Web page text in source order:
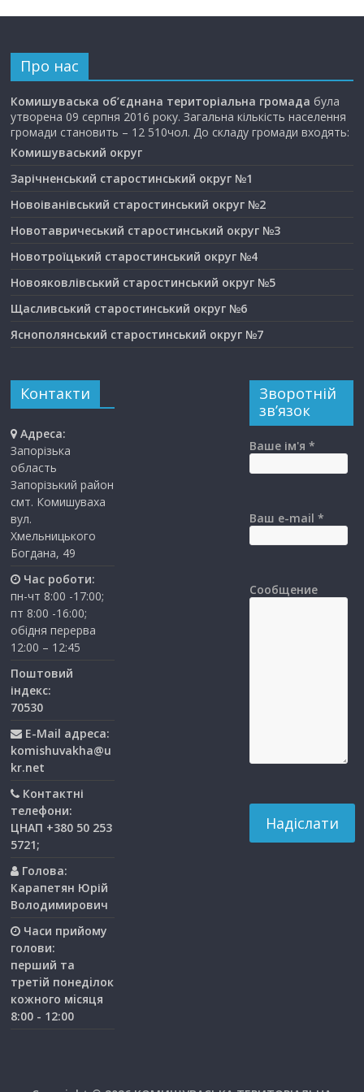
Про нас
Комишуваська об’єднана територіальна громада була
утворена 09 серпня 2016 року. Загальна кількість населення
громади становить – 12 510чол. До складу громади входять:
Комишуваський округ
Зарічненський старостинський округ №1
Новоіванівський старостинський округ №2
Новотавричеський старостинський округ №3
Новотроїцький старостинський округ №4
Новояковлівський старостинський округ №5
Щасливський старостинський округ №6
Яснополянський старостинський округ №7
Контакти
Адреса:
Запорізька
область
Запорізький район
смт. Комишуваха
вул.
Хмельницького
Богдана, 49
Час роботи:
пн-чт 8:00 -17:00;
пт 8:00 -16:00;
обідня перерва
12:00 – 12:45
Поштовий
індекс:
70530
E-Mail адреса:
komishuvakha@u
kr.net
Контактні
телефони:
ЦНАП +380 50 253
5721;
Голова:
Карапетян Юрій
Володимирович
Часи прийому
голови:
перший та
третiй понедiлок
кожного мiсяця
8:00 - 12:00
Зворотній
зв’язок
Ваше ім'я *
Ваш e-mail *
Сообщение